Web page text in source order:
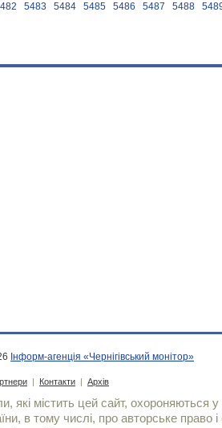
5483 5484 5485 5486 5487 5488
Інформ-агенція «Чернігівський монітор»
| Контакти | Архів
які містить цей сайт, охороняються у
в тому числі, про авторське право і